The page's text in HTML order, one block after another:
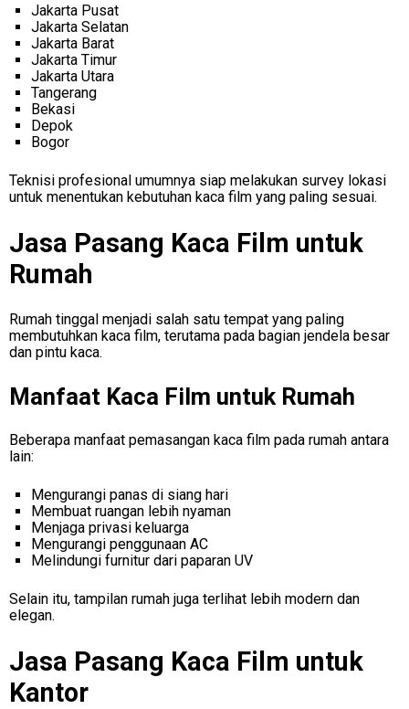
Jakarta Pusat
Jakarta Selatan
Jakarta Barat
Jakarta Timur
Jakarta Utara
Tangerang
Bekasi
Depok
Bogor
Teknisi profesional umumnya siap melakukan survey lokasi
untuk menentukan kebutuhan kaca film yang paling sesuai.
Jasa Pasang Kaca Film untuk
Rumah
Rumah tinggal menjadi salah satu tempat yang paling
membutuhkan kaca film, terutama pada bagian jendela besar
dan pintu kaca.
Manfaat Kaca Film untuk Rumah
Beberapa manfaat pemasangan kaca film pada rumah antara
lain:
Mengurangi panas di siang hari
Membuat ruangan lebih nyaman
Menjaga privasi keluarga
Mengurangi penggunaan AC
Melindungi furnitur dari paparan UV
Selain itu, tampilan rumah juga terlihat lebih modern dan
elegan.
Jasa Pasang Kaca Film untuk
Kantor